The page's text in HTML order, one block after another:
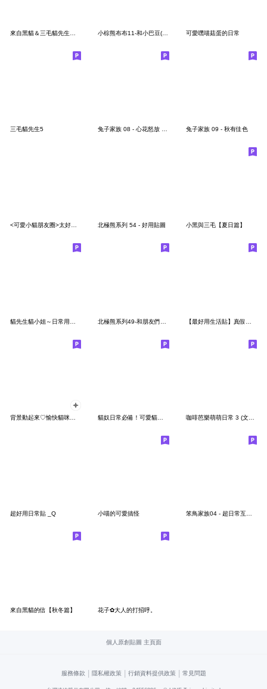
可愛嘿喵菇蛋的日常
三毛貓先生5 兔子家族 09 - 秋有佳色
<可愛小貓朋友圈>太好了♡♡♡～ 北極熊系列 54 - 好用貼圖 小黑與三毛【夏日篇】
咖啡芭樂萌萌日常 3 (文字版)
超好用日常貼 _Q 小喵的可愛搞怪 笨鳥家族04 - 超日常互動篇
來自黑貓的信【秋冬篇】 花子✿大人的打招呼。
個人原創貼圖 主頁面
服務條款 | 隱私權政策 | 行銷資料提供政策 | 常見問題